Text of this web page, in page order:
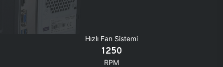
Hızlı Fan Sistemi
1250
RPM